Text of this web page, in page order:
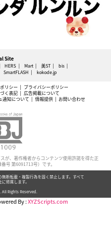
Site
HERS Mart 美ST
bis
SmartFLASH kokode.jp
リシー
プライバシーポリシー
く表記
広告掲載について
通知について 情報提供 お問い合わせ
が、著作権者からコンテンツ使用許諾を得た正
号 第6091713号）です。
断転載・複製行為を固く禁止します。すべて
帰属します。
Rights Reserved.
By :XYZScripts.com